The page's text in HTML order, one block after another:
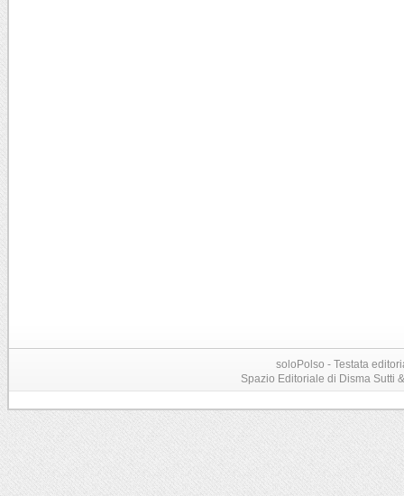
soloPolso - Testata
Spazio Editoriale di Disma Sutti